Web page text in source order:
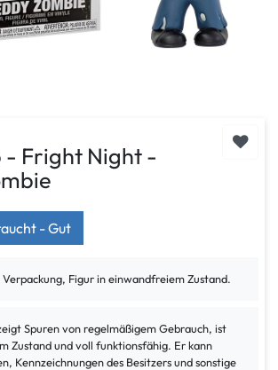
- Fright Night -
Verpackung, Figur in einwandfreiem Zustand.
- Gut
Spuren von regelmäßigem Gebrauch, ist
Zustand und voll funktionsfähig. Er kann
Kennzeichnungen des Besitzers und sonstige